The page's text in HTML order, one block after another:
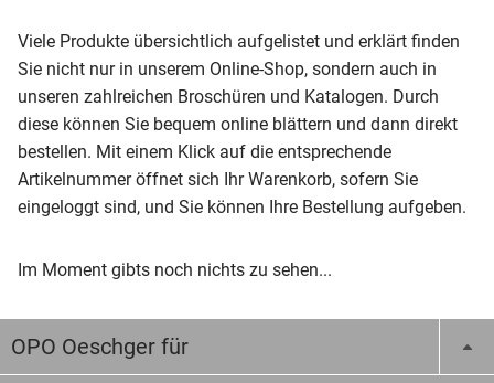
Viele Produkte übersichtlich aufgelistet und erklärt finden
Sie nicht nur in unserem Online-Shop, sondern auch in
unseren zahlreichen Broschüren und Katalogen. Durch
diese können Sie bequem online blättern und dann direkt
bestellen. Mit einem Klick auf die entsprechende
Artikelnummer öffnet sich Ihr Warenkorb, sofern Sie
eingeloggt sind, und Sie können Ihre Bestellung aufgeben.
Im Moment gibts noch nichts zu sehen...
OPO Oeschger für